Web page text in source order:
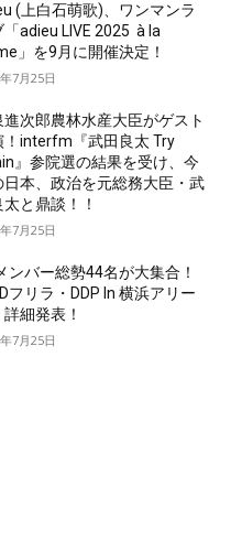
(上白石萌歌)、ワンマンラ
「adieu LIVE 2025 à la
」を9月に開催決定！
7月25日
進次郎農林水産大臣がゲスト
！interfm『武田良太 Try
』参院選の結果を受け、今
日本、政治を元総務大臣・武
太と鼎談！！
7月25日
ンバー総勢44名が大集合！
フリラ・DDP In 横浜アリー
細発表！
7月25日